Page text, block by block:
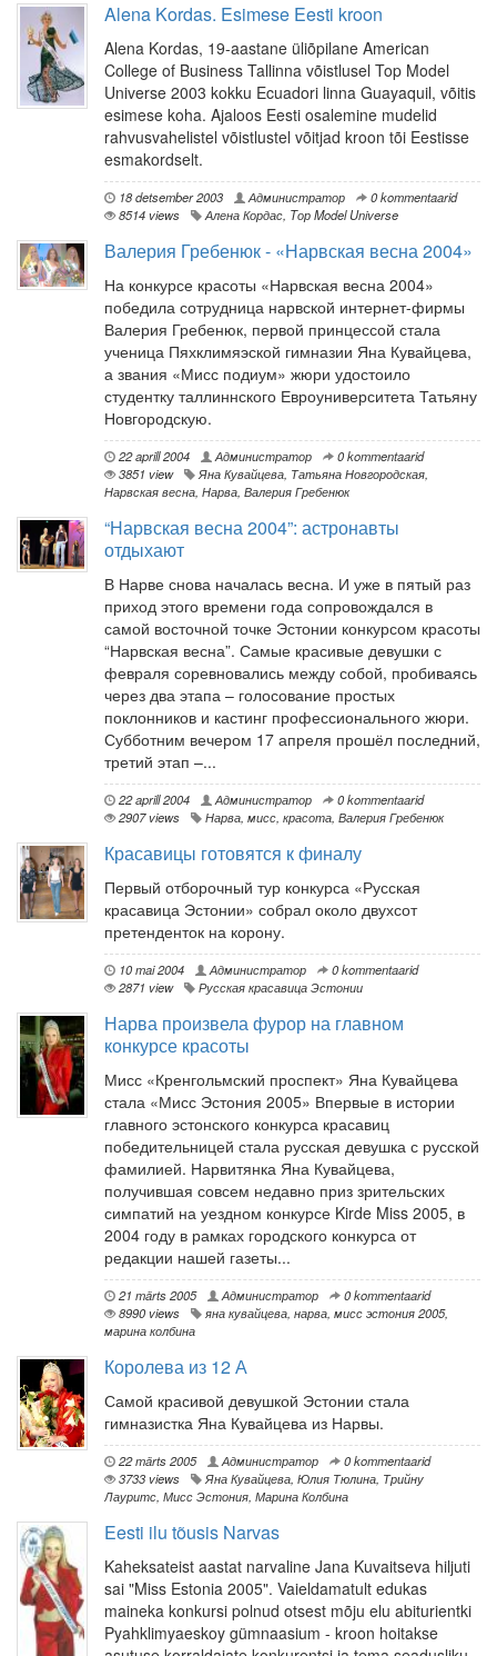
Alena Kordas. Esimese Eesti kroon
Alena Kordas, 19-aastane üliõpilane American
College of Business Tallinna võistlusel Top Model
Universe 2003 kokku Ecuadori linna Guayaquil, võitis
esimese koha. Ajaloos Eesti osalemine mudelid
rahvusvahelistel võistlustel võitjad kroon tõi Eestisse
esmakordselt.
18 detsember 2003 Администратор
0 kommentaarid
8514 views
Алена Кордас, Tор Model Universe
Валерия Гребенюк - «Нарвская весна 2004»
На конкурсе красоты «Нарвская весна 2004»
победила сотрудница нарвской интернет-фирмы
Валерия Гребенюк, первой принцессой стала
ученица Пяхклимяэской гимназии Яна Кувайцева,
а звания «Мисс подиум» жюри удостоило
студентку таллиннского Евроуниверситета Татьяну
Новгородскую.
22 aprill 2004 Администратор
0 kommentaarid
3851 view
Яна Кувайцева, Татьяна Новгородская,
Нарвская весна, Нарва, Валерия Гребенюк
“Нарвская весна 2004”: астронавты
отдыхают
В Нарве снова началась весна. И уже в пятый раз
приход этого времени года сопровождался в
самой восточной точке Эстонии конкурсом красоты
“Нарвская весна”. Самые красивые девушки с
февраля соревновались между собой, пробиваясь
через два этапа – голосование простых
поклонников и кастинг профессионального жюри.
Субботним вечером 17 апреля прошёл последний,
третий этап –...
22 aprill 2004 Администратор
0 kommentaarid
2907 views
Нарва, мисс, красота, Валерия Гребенюк
Красавицы готовятся к финалу
Первый отборочный тур конкурса «Русская
красавица Эстонии» собрал около двухсот
претенденток на корону.
10 mai 2004 Администратор
0 kommentaarid
2871 view
Русская красавица Эстонии
Нарва произвела фурор на главном
конкурсе красоты
Мисс «Кренгольмский проспект» Яна Кувайцева
стала «Мисс Эстония 2005» Впервые в истории
главного эстонского конкурса красавиц
победительницей стала русская девушка с русской
фамилией. Нарвитянка Яна Кувайцева,
получившая совсем недавно приз зрительских
симпатий на уездном конкурсе Kirde Miss 2005, в
2004 году в рамках городского конкурса от
редакции нашей газеты...
21 märts 2005 Администратор
0 kommentaarid
8990 views
яна кувайцева, нарва, мисс эстония 2005,
марина колбина
Королева из 12 А
Самой красивой девушкой Эстонии стала
гимназистка Яна Кувайцева из Нарвы.
22 märts 2005 Администратор
0 kommentaarid
3733 views
Яна Кувайцева, Юлия Тюлина, Трийну
Лауритс, Мисс Эстония, Марина Колбина
Eesti ilu tõusis Narvas
Kaheksateist aastat narvaline Jana Kuvaitseva hiljuti
sai "Miss Estonia 2005". Vaieldamatult edukas
maineka konkursi polnud otsest mõju elu abiturientki
Pyahklimyaeskoy gümnaasium - kroon hoitakse